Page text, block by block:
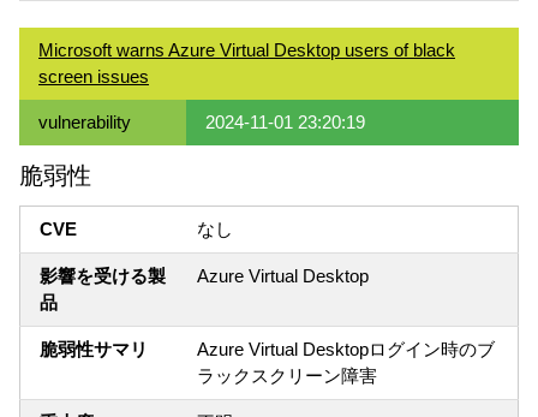
Microsoft warns Azure Virtual Desktop users of black
screen issues
vulnerability 2024-11-01 23:20:19
脆弱性
CVE なし
影響を受ける製
品
Azure Virtual Desktop
脆弱性サマリ
Azure Virtual Desktopログイン時のブ
ラックスクリーン障害